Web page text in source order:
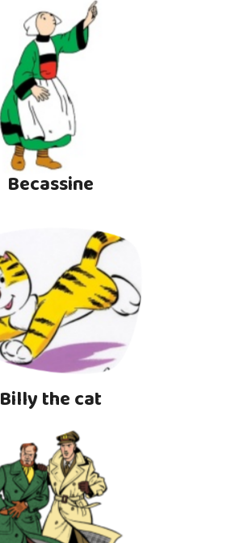
Becassine
Billy the cat